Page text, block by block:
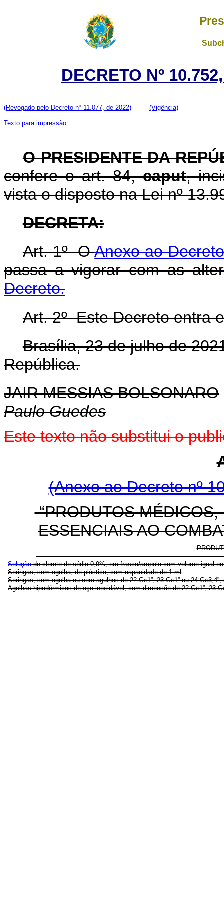
DECRETO Nº
(Revogado pelo Decreto nº 11.077, de 2022) (Vigência)
Texto para impressão
O PRESIDENTE DA
confere o art. 84,caput,
vista o disposto na Lei nº
DECRETA:
Art. 1º OAnexo ao
passa a vigorar com as
Decreto.
Art. 2º Este Decreto entra
Brasília, 23 de julho de
República.
JAIR MESSIAS BOLSONARO
Paulo Guedes
Este texto não substitui o
(Anexo ao Decreto nº
“PRODUTOS
ESSENCIAIS AO
Soluçãode cloreto de sódio 0,9%, em frasco/ampola com volume igual
Seringas, sem agulha, de plástico, com capacidade de 1 ml
Seringas, sem agulha ou com agulhas de 22 Gx1”, 23 Gx1” ou 24
Agulhas hipodérmicas de aço inoxidável, com dimensão de 22 Gx1”, 23